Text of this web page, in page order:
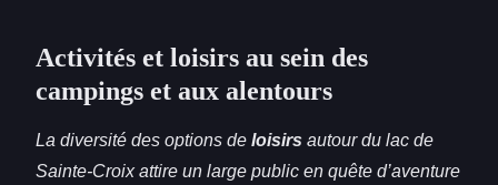
Activités et loisirs au sein des
campings et aux alentours
La diversité des options de loisirs autour du lac de
Sainte-Croix attire un large public en quête d’aventure